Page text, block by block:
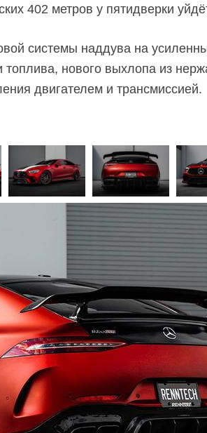
402 метров у пятидверки
системы наддува на
топлива, нового выхлопа из
двигателем и трансмиссией.